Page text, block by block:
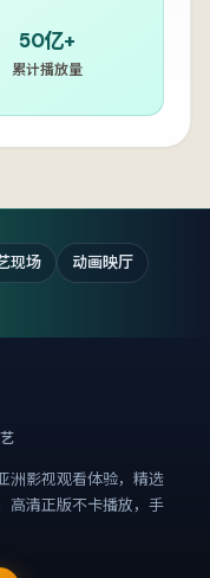
50亿+
累计播放量
现场
动画映厅
洲影视观看体验，精选
高清正版不卡播放，手